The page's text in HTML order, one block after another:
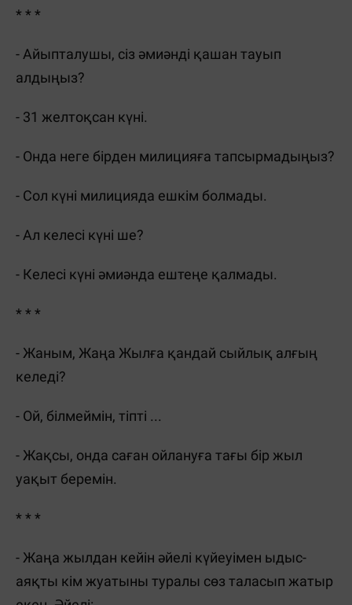
* * *
- Айыпталушы, сіз әмиәнді қашан тауып
алдыңыз?
- 31 желтоқсан күні.
- Онда неге бірден милицияға тапсырмадыңыз?
- Сол күні милицияда ешкім болмады.
- Ал келесі күні ше?
- Келесі күні әмиәнда ештеңе қалмады.
* * *
- Жаным, Жаңа Жылға қандай сыйлық алғың
келеді?
- Ой, білмеймін, тіпті ...
- Жақсы, онда саған ойлануға тағы бір жыл
уақыт беремін.
* * *
- Жаңа жылдан кейін әйелі күйеуімен ыдыс-
аяқты кім жуатыны туралы сөз таласып жатыр